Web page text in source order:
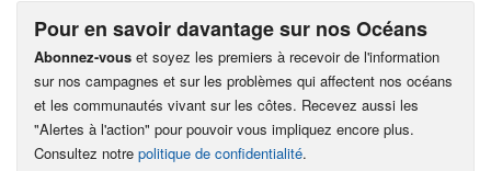
Pour en savoir davantage sur nos Océans
Abonnez-vous et soyez les premiers à recevoir de l'information
sur nos campagnes et sur les problèmes qui affectent nos océans
et les communautés vivant sur les côtes. Recevez aussi les
"Alertes à l'action" pour pouvoir vous impliquez encore plus.
Consultez notre politique de confidentialité.